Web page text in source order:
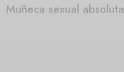
Muñeca sexual absoluta